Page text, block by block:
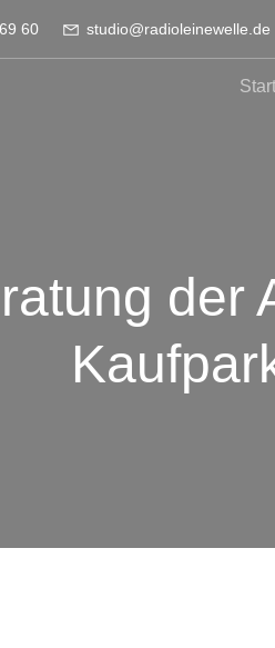
60 studio@radioleinewelle.de
Start
der